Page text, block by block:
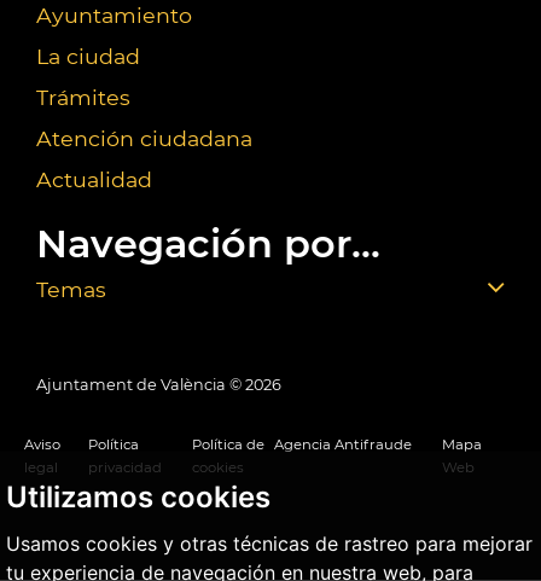
Utilizamos cookies
Usamos cookies y otras técnicas de rastreo para mejorar
tu experiencia de navegación en nuestra web, para
Ayuntamiento
La ciudad
Trámites
Atención ciudadana
Actualidad
Navegación por...
Temas
Ajuntament de València © 2026
Aviso
legal
Política
privacidad
Política de
cookies
Agencia Antifraude
Mapa
Web